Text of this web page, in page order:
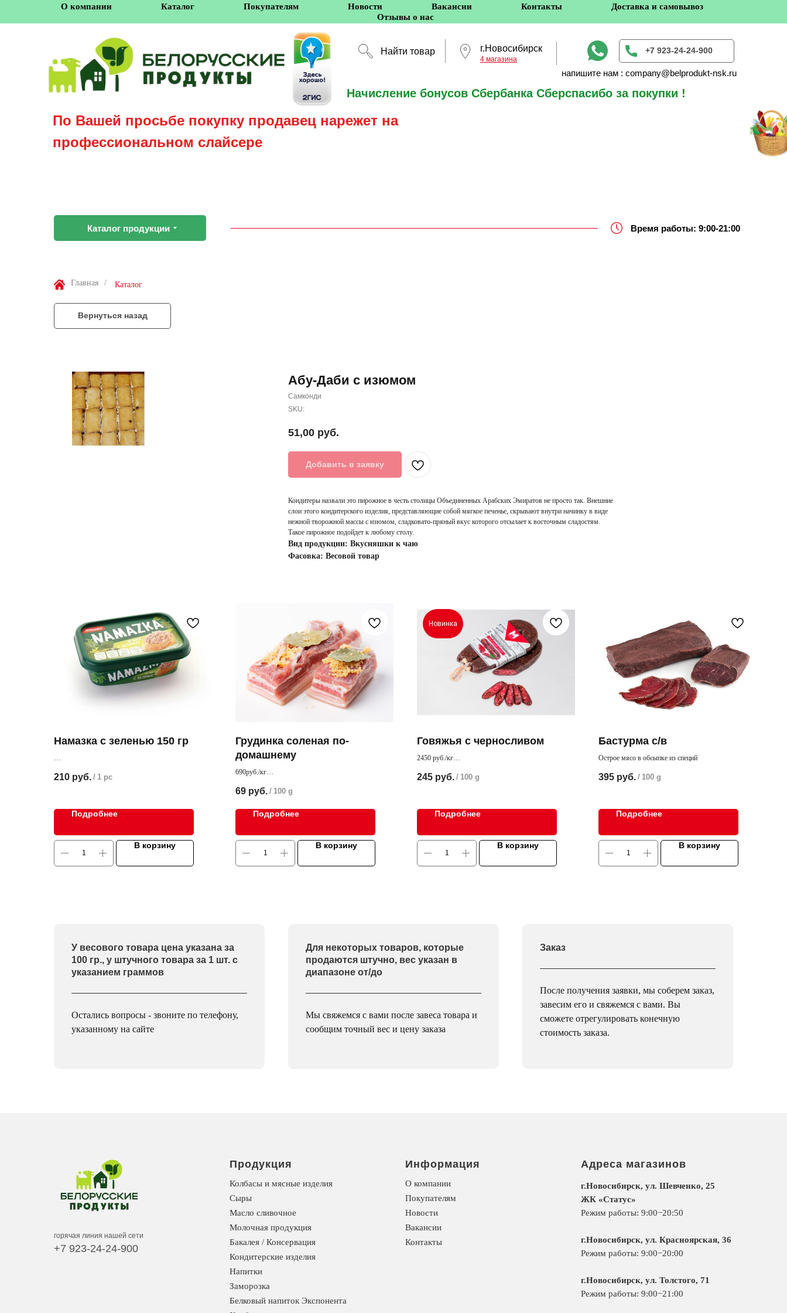
О компании Каталог Покупателям Новости Вакансии Контакты
Доставка и самовывоз
Отзывы о нас
г.Новосибирск +7 923-24-24-900
Найти товар
4 магазина
Начисление бонусов Сбербанка Сберспасибо за покупки !
напишите нам : company@belprodukt-nsk.ru
По Вашей просьбе покупку продавец нарежет на
профессиональном слайсере
Каталог продукции Время работы: 9:00-21:00
Главная / Каталог
Вернуться назад
Абу-Даби с изюмом
Самконди
SKU:
51,00 руб.
Добавить в заявку
Кондитеры назвали это пирожное в честь столицы Объединенных Арабских Эмиратов не просто так. Внешние
слои этого кондитерского изделия, представляющие собой мягкое печенье, скрывают внутри начинку в виде
нежной творожной массы с изюмом, сладковато-пряный вкус которого отсылает к восточным сладостям.
Такое пирожное подойдет к любому столу.
Вид продукции: Вкусняшки к чаю
Фасовка: Весовой товар
Намазка с зеленью 150 гр
получается прекрасный бутерброд
210 руб. / 1 pc
Подробнее
В корзину
Грудинка соленая по-
домашнему
690руб./кг
69 руб. / 100 g
Подробнее
В корзину
Новинка
Говяжья с черносливом
2450 руб./кг
и чернослива
245 руб. / 100 g
Подробнее
В корзину
Бастурма с/в
Острое мясо в обсыпке из специй
395 руб. / 100 g
Подробнее
В корзину
У весового товара цена указана за
100 гр., у штучного товара за 1 шт. с
указанием граммов
Остались вопросы - звоните по телефону,
указанному на сайте
Для некоторых товаров, которые
продаются штучно, вес указан в
диапазоне от/до
Мы свяжемся с вами после завеса товара и
сообщим точный вес и цену заказа
Заказ
После получения заявки, мы соберем заказ,
завесим его и свяжемся с вами. Вы
сможете отрегулировать конечную
стоимость заказа.
горячая линия нашей сети
+7 923-24-24-900
Продукция
Колбасы и мясные изделия
Сыры
Масло сливочное
Молочная продукция
Бакалея / Консервация
Кондитерские изделия
Напитки
Заморозка
Белковый напиток Экспонента
Информация
О компании
Покупателям
Новости
Вакансии
Контакты
Адреса магазинов
г.Новосибирск, ул. Шевченко, 25
ЖК «Статус»
Режим работы: 9:00−20:50
г.Новосибирск, ул. Красноярская, 36
Режим работы: 9:00−20:00
г.Новосибирск, ул. Толстого, 71
Режим работы: 9:00−21:00